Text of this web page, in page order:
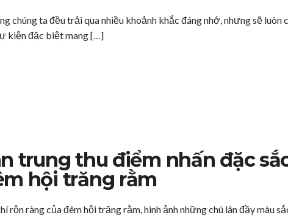
chúng ta đều trải qua nhiều khoảnh khắc đáng nhớ, nhưng sẽ luôn
kiện đặc biệt mang […]
trung thu điểm nhấn đặc
hội trăng rằm
rộn ràng của đêm hội trăng rằm, hình ảnh những chú lân đầy màu